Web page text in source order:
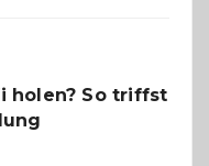
holen? So triffst